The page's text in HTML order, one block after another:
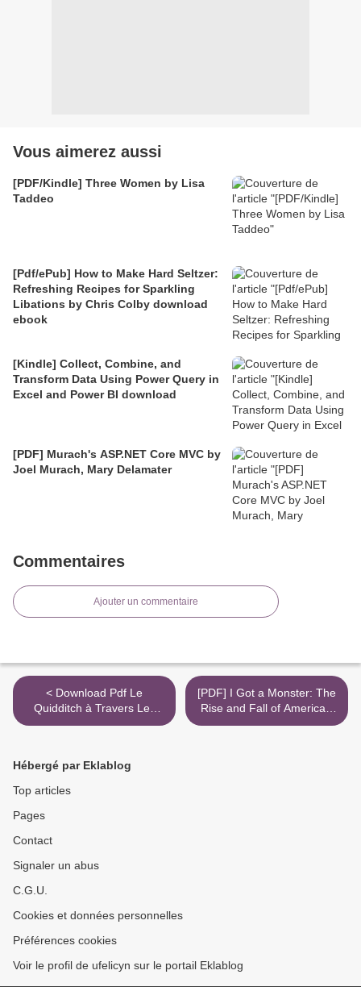
Vous aimerez aussi
[PDF/Kindle] Three Women by Lisa
Taddeo
[Pdf/ePub] How to Make Hard Seltzer:
Refreshing Recipes for Sparkling
Libations by Chris Colby download
ebook
[Kindle] Collect, Combine, and
Transform Data Using Power Query in
Excel and Power BI download
[PDF] Murach's ASP.NET Core MVC by
Joel Murach, Mary Delamater
Commentaires
Ajouter un commentaire
< Download Pdf Le
Quidditch à Travers Les
Âges
[PDF] I Got a Monster: The
Rise and Fall of America's
Most Corrupt Police Squad
Hébergé par Eklablog
Top articles
Pages
Contact
Signaler un abus
C.G.U.
Cookies et données personnelles
Préférences cookies
Voir le profil de ufelicyn sur le portail Eklablog